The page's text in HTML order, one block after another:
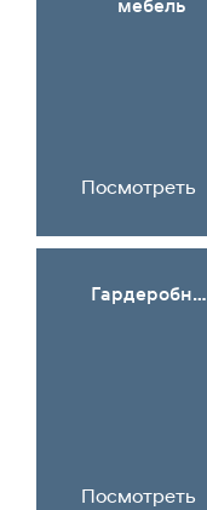
мебель
Посмотреть
Гардеробная
Посмотреть